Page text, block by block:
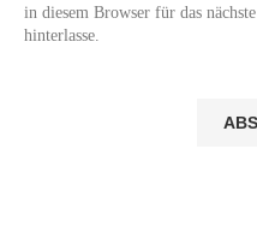
in diesem Browser für das
hinterlasse.